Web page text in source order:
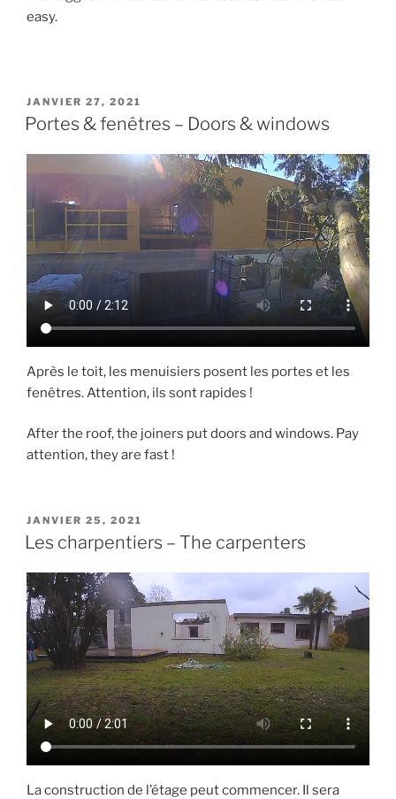
easy.
PUBLIÉ
LE
JANVIER 27, 2021
Portes & fenêtres – Doors & windows
Après le toit, les menuisiers posent les portes et les
fenêtres. Attention, ils sont rapides !
After the roof, the joiners put doors and windows. Pay
attention, they are fast !
PUBLIÉ
LE
JANVIER 25, 2021
Les charpentiers – The carpenters
La construction de l’étage peut commencer. Il sera